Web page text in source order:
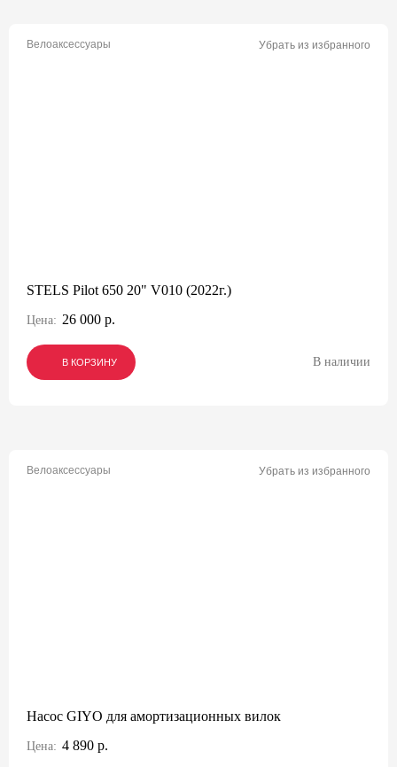
Велоаксессуары Убрать из избранного
STELS Pilot 650 20" V010 (2022г.)
Цена: 26 000 р.
В КОРЗИНУ
В КОРЗИНУ
В КОРЗИНУ В наличии
Велоаксессуары Убрать из избранного
Насос GIYO для амортизационных вилок
Цена: 4 890 р.